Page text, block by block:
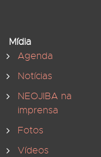
Mídia
Agenda
Notícias
NEOJIBA na
imprensa
Fotos
Vídeos